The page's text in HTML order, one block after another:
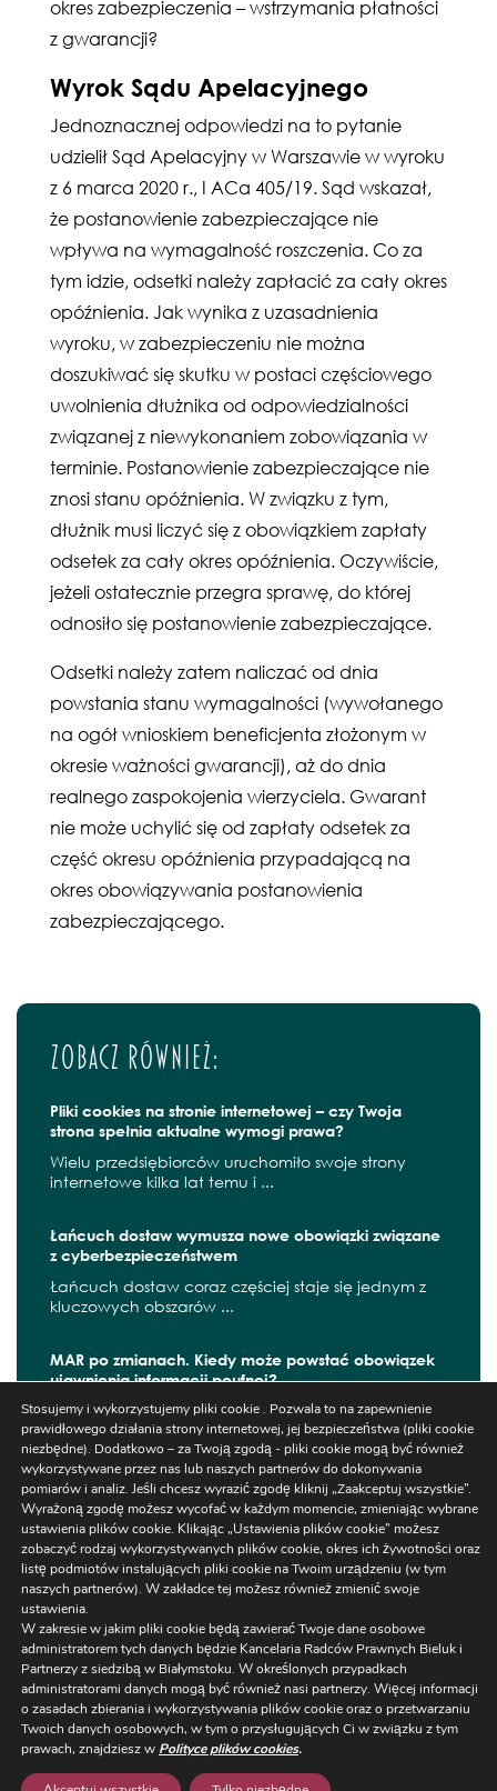
okres zabezpieczenia – wstrzymania płatności
z gwarancji?
Wyrok Sądu Apelacyjnego
Jednoznacznej odpowiedzi na to pytanie
udzielił Sąd Apelacyjny w Warszawie w wyroku
z 6 marca 2020 r., I ACa 405/19. Sąd wskazał,
że postanowienie zabezpieczające nie
wpływa na wymagalność roszczenia. Co za
tym idzie, odsetki należy zapłacić za cały okres
opóźnienia. Jak wynika z uzasadnienia
wyroku, w zabezpieczeniu nie można
doszukiwać się skutku w postaci częściowego
uwolnienia dłużnika od odpowiedzialności
związanej z niewykonaniem zobowiązania w
terminie. Postanowienie zabezpieczające nie
znosi stanu opóźnienia. W związku z tym,
dłużnik musi liczyć się z obowiązkiem zapłaty
odsetek za cały okres opóźnienia. Oczywiście,
jeżeli ostatecznie przegra sprawę, do której
odnosiło się postanowienie zabezpieczające.
Odsetki należy zatem naliczać od dnia
powstania stanu wymagalności (wywołanego
na ogół wnioskiem beneficjenta złożonym w
okresie ważności gwarancji), aż do dnia
realnego zaspokojenia wierzyciela. Gwarant
nie może uchylić się od zapłaty odsetek za
część okresu opóźnienia przypadającą na
okres obowiązywania postanowienia
zabezpieczającego.
Zobacz również:
Pliki cookies na stronie internetowej – czy Twoja
strona spełnia aktualne wymogi prawa?
Wielu przedsiębiorców uruchomiło swoje strony
internetowe kilka lat temu i ...
Łańcuch dostaw wymusza nowe obowiązki związane
z cyberbezpieczeństwem
Łańcuch dostaw coraz częściej staje się jednym z
kluczowych obszarów ...
MAR po zmianach. Kiedy może powstać obowiązek
ujawnienia informacji poufnej?
W czerwcu 2026 r. zaczęły obowiązywać kolejne
zmiany wynikające z ...
Szukaj
NEWSLETTER Regulaminy/RODO /
Ustawienia
Cookies
ul. Warszawska 14 lok. 3, 15-063 Białystok,
Stosujemy i wykorzystujemy pliki cookie . Pozwala to na zapewnienie
prawidłowego działania strony internetowej, jej bezpieczeństwa (pliki cookie
niezbędne). Dodatkowo – za Twoją zgodą - pliki cookie mogą być również
wykorzystywane przez nas lub naszych partnerów do dokonywania
pomiarów i analiz. Jeśli chcesz wyrazić zgodę kliknij „Zaakceptuj wszystkie”.
Wyrażoną zgodę możesz wycofać w każdym momencie, zmieniając wybrane
ustawienia plików cookie. Klikając „Ustawienia plików cookie” możesz
zobaczyć rodzaj wykorzystywanych plików cookie, okres ich żywotności oraz
listę podmiotów instalujących pliki cookie na Twoim urządzeniu (w tym
naszych partnerów). W zakładce tej możesz również zmienić swoje
ustawienia.
W zakresie w jakim pliki cookie będą zawierać Twoje dane osobowe
administratorem tych danych będzie Kancelaria Radców Prawnych Bieluk i
Partnerzy z siedzibą w Białymstoku. W określonych przypadkach
administratorami danych mogą być również nasi partnerzy. Więcej informacji
o zasadach zbierania i wykorzystywania plików cookie oraz o przetwarzaniu
Twoich danych osobowych, w tym o przysługujących Ci w związku z tym
prawach, znajdziesz w Polityce plików cookies.